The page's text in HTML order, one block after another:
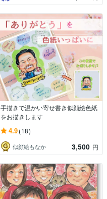
手描きで温かい寄せ書き似顔絵色紙
をお描きします
4.9(18)
似顔絵もなか 3,500 円